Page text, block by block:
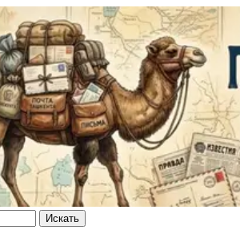
Искать